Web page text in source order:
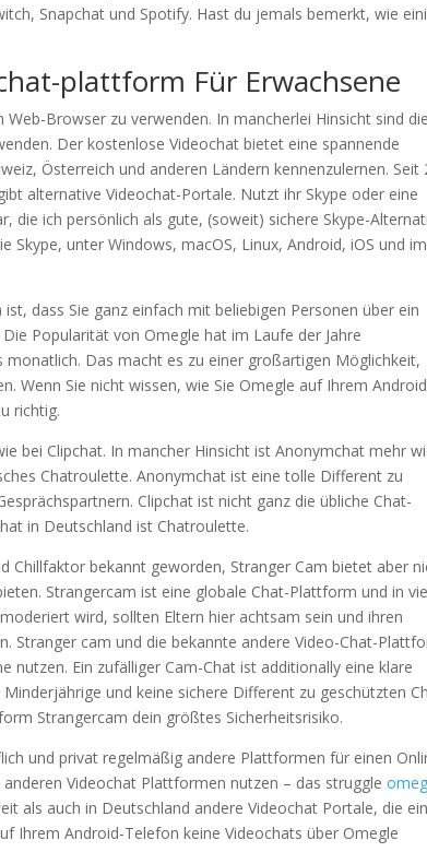
Snapchat und Spotify. Hast du jemals bemerkt, wie
plattform Für Erwachsene
Browser zu verwenden. In mancherlei Hinsicht sind die
Der kostenlose Videochat bietet eine spannende
Österreich und anderen Ländern kennenzulernen. Seit
alternative Videochat-Portale. Nutzt ihr Skype oder eine
die ich persönlich als gute, (soweit) sichere Skype-
Skype, unter Windows, macOS, Linux, Android, iOS und im
dass Sie ganz einfach mit beliebigen Personen über ein
Popularität von Omegle hat im Laufe der Jahre
Das macht es zu einer großartigen Möglichkeit,
Wenn Sie nicht wissen, wie Sie Omegle auf Ihrem
richtig.
bei Clipchat. In mancher Hinsicht ist Anonymchat mehr
Chatroulette. Anonymchat ist eine tolle Different zu
Clipchat ist nicht ganz die übliche Chat-
in Deutschland ist Chatroulette.
Chillfaktor bekannt geworden, Stranger Cam bietet aber
Strangercam ist eine globale Chat-Plattform und in
wird, sollten Eltern hier achtsam sein und ihren
Stranger cam und die bekannte andere Video-Chat-
nutzen. Ein zufälliger Cam-Chat ist additionally eine klare
und keine sichere Different zu geschützten
Strangercam dein größtes Sicherheitsrisiko.
und privat regelmäßig andere Plattformen für einen
Videochat Plattformen nutzen – das struggle
als auch in Deutschland andere Videochat Portale, die
Ihrem Android-Telefon keine Videochats über Omegle